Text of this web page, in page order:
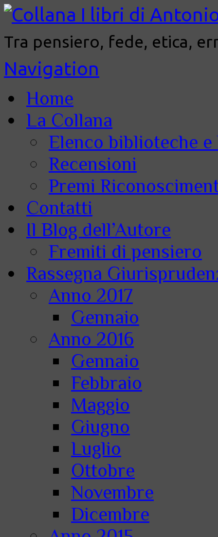
Tra pensiero, fede, etica,
Navigation
Home
La Collana
Elenco biblioteche
Recensioni
Premi
Contatti
Il Blog dell’Autore
Fremiti di pensiero
Rassegna
Anno 2017
Gennaio
Anno 2016
Gennaio
Febbraio
Maggio
Giugno
Luglio
Ottobre
Novembre
Dicembre